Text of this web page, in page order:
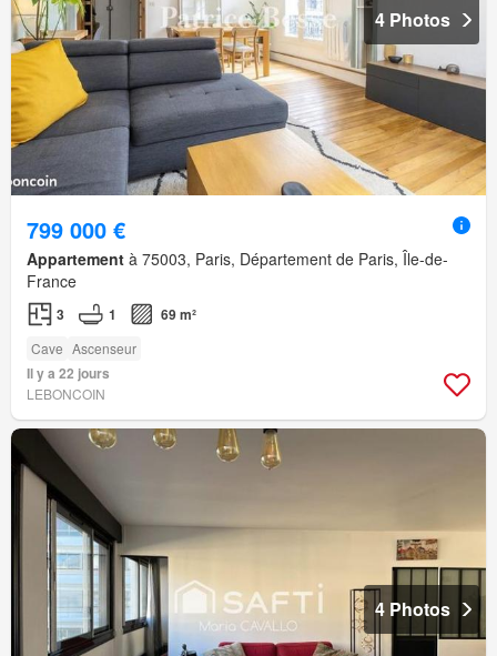
4 Photos
799 000 €
Appartement à 75003, Paris, Département de Paris, Île-de-
France
3 1 69 m²
Cave Ascenseur
Il y a 22 jours
LEBONCOIN
4 Photos